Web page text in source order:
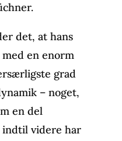
det, at hans
en enorm
grad
– noget,
en del
videre har